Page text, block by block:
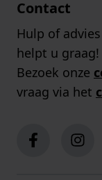
Contact
Hulp of
helpt u graag!
Bezoek onze
vraag via het